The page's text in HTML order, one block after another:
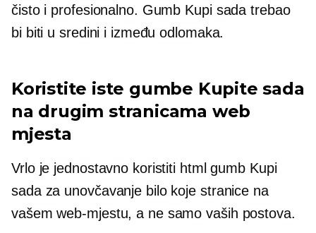
čisto i profesionalno. Gumb Kupi sada trebao
bi biti u sredini i između odlomaka.
Koristite iste gumbe Kupite sada
na drugim stranicama web
mjesta
Vrlo je jednostavno koristiti html gumb Kupi
sada za unovčavanje bilo koje stranice na
vašem web-mjestu, a ne samo vaših postova.